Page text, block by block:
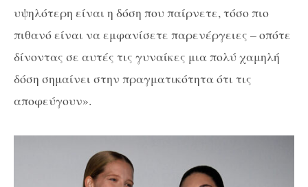
υψηλότερη είναι η δόση που παίρνετε, τόσο πιο
πιθανό είναι να εμφανίσετε παρενέργειες – οπότε
δίνοντας σε αυτές τις γυναίκες μια πολύ χαμηλή
δόση σημαίνει στην πραγματικότητα ότι τις
αποφεύγουν».